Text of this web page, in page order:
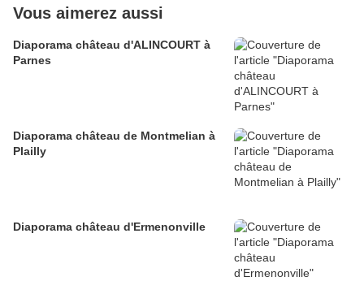
Vous aimerez aussi
Diaporama château d'ALINCOURT à
Parnes
Diaporama château de Montmelian à
Plailly
Diaporama château d'Ermenonville